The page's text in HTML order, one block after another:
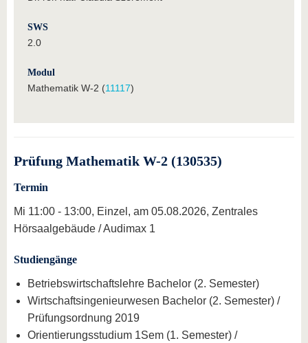
SWS
2.0
Modul
Mathematik W-2 (11117)
Prüfung Mathematik W-2 (130535)
Termin
Mi 11:00 - 13:00, Einzel, am 05.08.2026, Zentrales
Hörsaalgebäude / Audimax 1
Studiengänge
Betriebswirtschaftslehre Bachelor (2. Semester)
Wirtschaftsingenieurwesen Bachelor (2. Semester) /
Prüfungsordnung 2019
Orientierungsstudium 1Sem (1. Semester) /